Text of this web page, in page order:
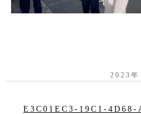
2023年
E3C01EC3-19C1-